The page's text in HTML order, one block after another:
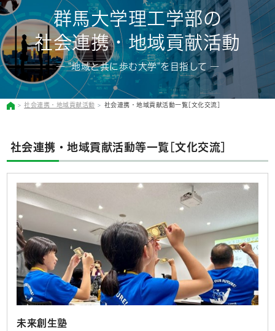
群馬大学理工学部の
社会連携・地域貢献活動
― "地域と共に歩む大学"を目指して ―
社会連携・地域貢献活動 社会連携・地域貢献活動一覧[文化交流]
社会連携・地域貢献活動等一覧[文化交流]
未来創生塾